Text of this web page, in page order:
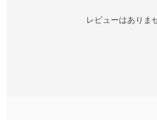
レビューはありま